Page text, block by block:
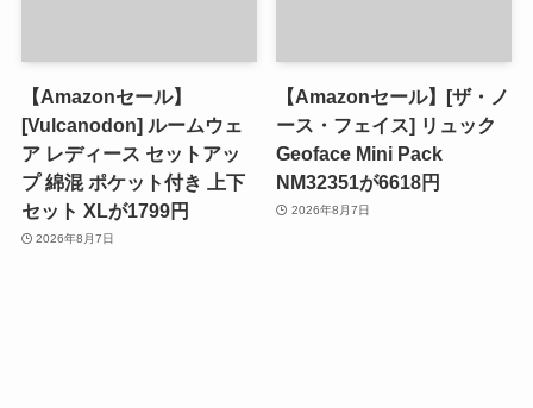
【Amazonセール】
[Vulcanodon] ルームウェ
ア レディース セットアッ
プ 綿混 ポケット付き 上下
セット XLが1799円
2026年8月7日
【Amazonセール】[ザ・ノ
ース・フェイス] リュック
Geoface Mini Pack
NM32351が6618円
2026年8月7日